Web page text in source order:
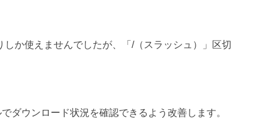
か使えませんでしたが、「/（スラッシュ）」区切
ダウンロード状況を確認できるよう改善します。